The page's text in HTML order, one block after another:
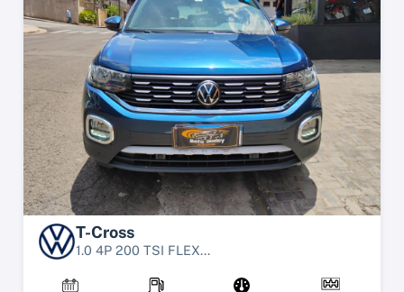
T-Cross
1.0 4P 200 TSI FLEX...